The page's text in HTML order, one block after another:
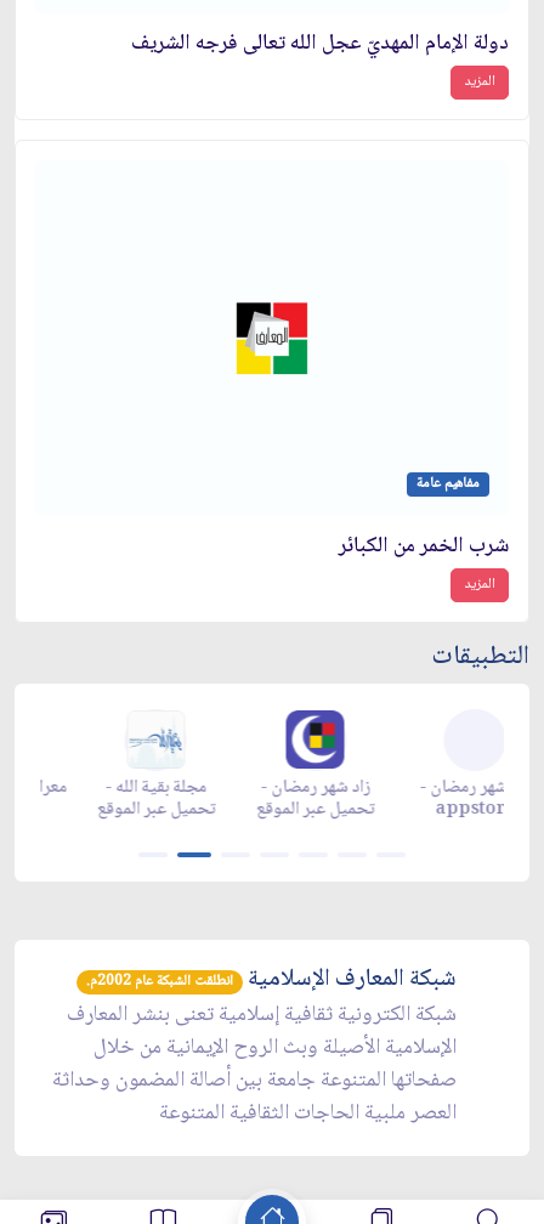
دولة الإمام المهديّ عجل الله تعالى فرجه الشريف
المزيد
مفاهيم عامة
شرب الخمر من الكبائر
المزيد
التطبيقات
مجلة زاد شهر رمضان -
تحميل عبر الموقع
زاد شهر رمضان -
appstore
زاد شهر رمضان -
appgallery
شبكة المعارف الإسلامية انطلقت الشبكة عام 2002م.
شبكة الكترونية ثقافية إسلامية تعنى بنشر المعارف
الإسلامية الأصيلة وبث الروح الإيمانية من خلال
صفحاتها المتنوعة جامعة بين أصالة المضمون وحداثة
العصر ملبية الحاجات الثقافية المتنوعة